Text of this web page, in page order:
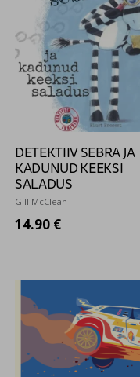
DETEKTIIV SEBRA JA
KADUNUD KEEKSI
SALADUS
Gill McClean
14.90 €